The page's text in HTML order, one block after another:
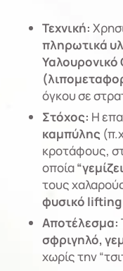
Τεχνική:
πληρωτικά
Υαλουρονικό
όγκου σε
Στόχος: Η
καμπύλης
κροτάφους,
οποία
τους
φυσικό lifting
Αποτέλεσμα:
σφριγηλό,
χωρίς την